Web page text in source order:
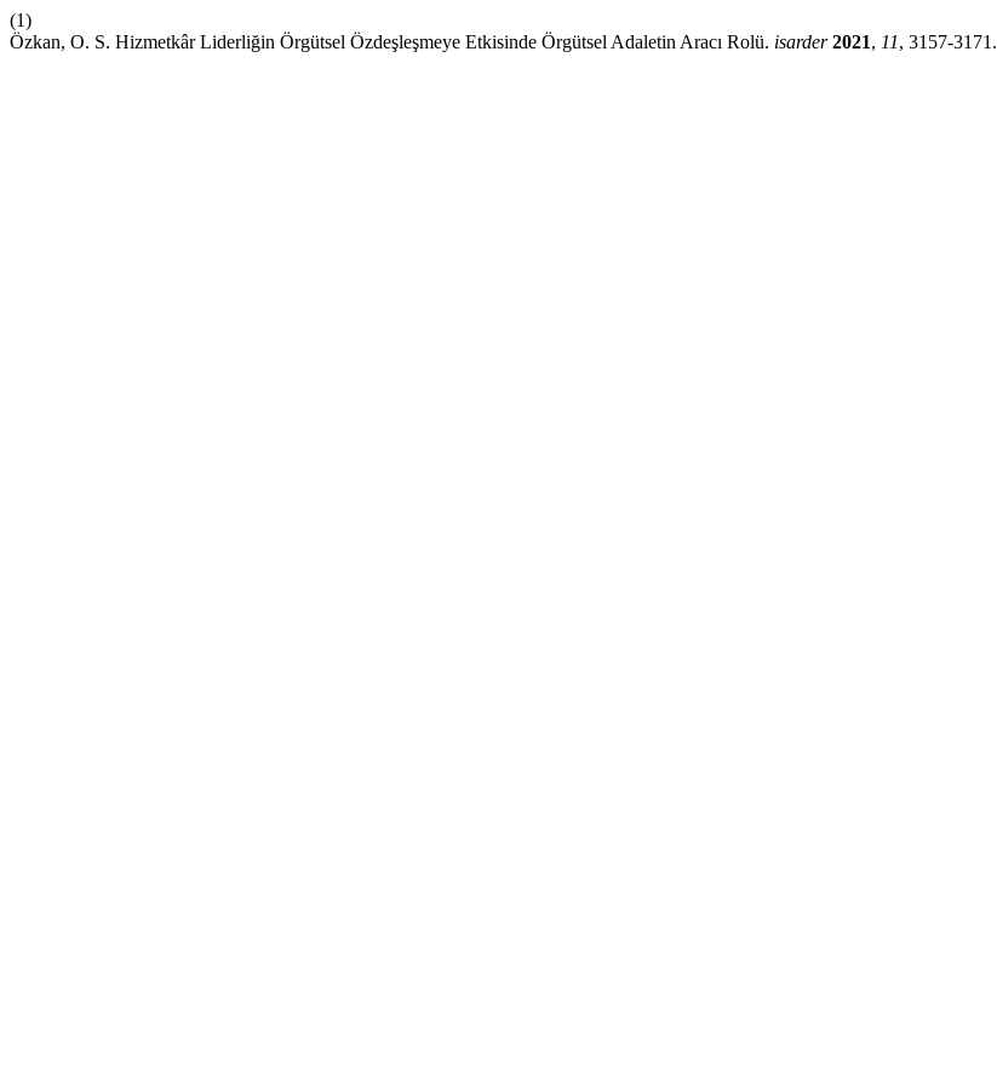
(1)
Özkan, O. S. Hizmetkâr Liderliğin Örgütsel Özdeşleşmeye Etkisinde Örgütsel Adaletin Aracı Rolü. isarder 2021, 11, 3157-3171.